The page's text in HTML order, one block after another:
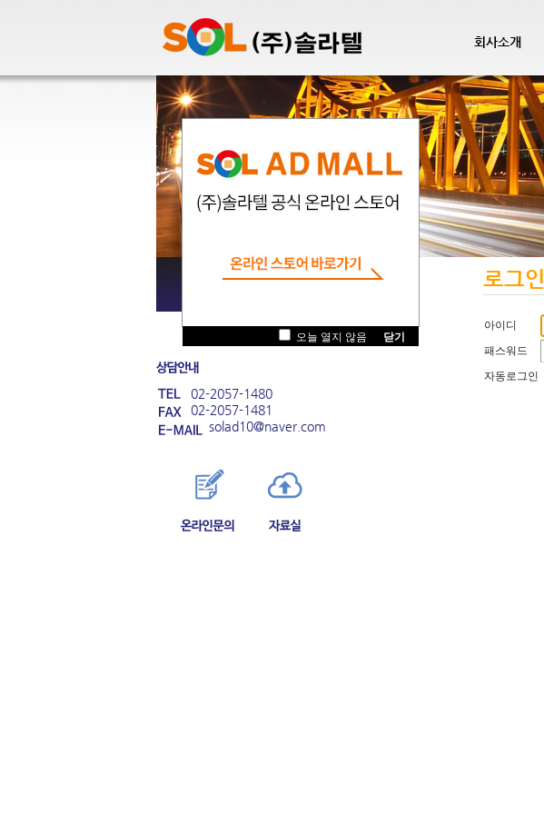
회사소개
. 오늘 열지 않음 닫기
02-2057-1480
02-2057-1481
solad10@naver.com
로그인
아이디
패스워드
자동로그인